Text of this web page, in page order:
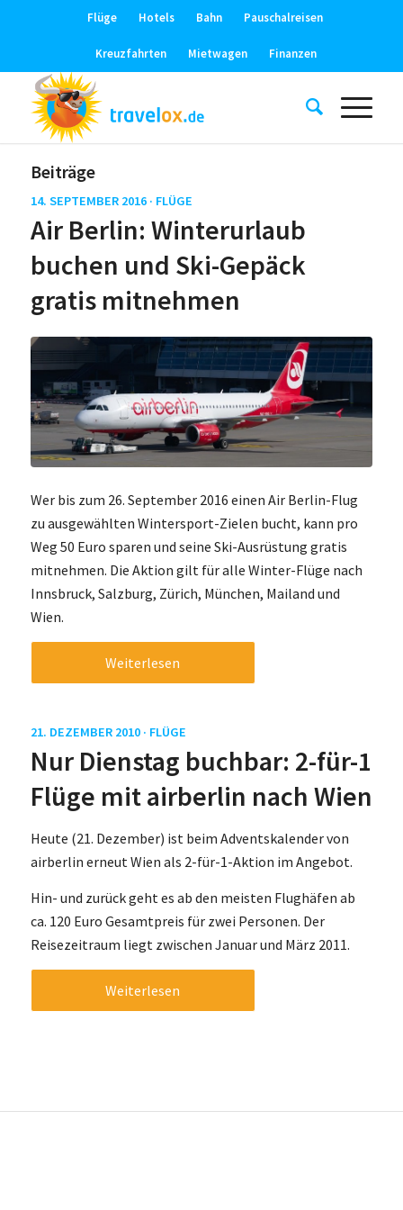
Flüge Hotels Bahn Pauschalreisen
Kreuzfahrten Mietwagen Finanzen
Beiträge
14. SEPTEMBER 2016 · FLÜGE
Air Berlin: Winterurlaub
buchen und Ski-Gepäck
gratis mitnehmen
Wer bis zum 26. September 2016 einen Air Berlin-Flug
zu ausgewählten Wintersport-Zielen bucht, kann pro
Weg 50 Euro sparen und seine Ski-Ausrüstung gratis
mitnehmen. Die Aktion gilt für alle Winter-Flüge nach
Innsbruck, Salzburg, Zürich, München, Mailand und
Wien.
Weiterlesen
21. DEZEMBER 2010 · FLÜGE
Nur Dienstag buchbar: 2-für-1
Flüge mit airberlin nach Wien
Heute (21. Dezember) ist beim Adventskalender von
airberlin erneut Wien als 2-für-1-Aktion im Angebot.
Hin- und zurück geht es ab den meisten Flughäfen ab
ca. 120 Euro Gesamtpreis für zwei Personen. Der
Reisezeitraum liegt zwischen Januar und März 2011.
Weiterlesen